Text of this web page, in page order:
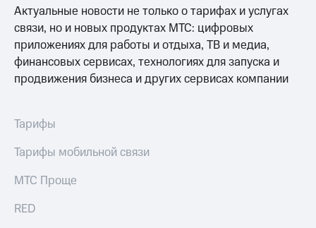
Актуальные новости не только о тарифах и услугах
связи, но и новых продуктах МТС: цифровых
приложениях для работы и отдыха, ТВ и медиа,
финансовых сервисах, технологиях для запуска и
продвижения бизнеса и других сервисах компании
Тарифы
Тарифы мобильной связи
МТС Проще
RED